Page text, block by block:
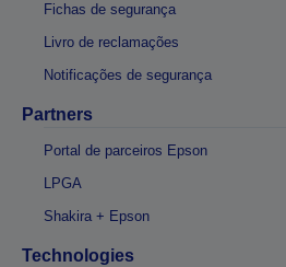
Fichas de segurança
Livro de reclamações
Notificações de segurança
Partners
Portal de parceiros Epson
LPGA
Shakira + Epson
Technologies